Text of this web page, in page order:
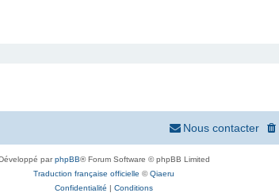
Nous contacter
parphpBB® Forum Software © phpBB Limited
Traduction française officielle ©Qiaeru
Confidentialité | Conditions